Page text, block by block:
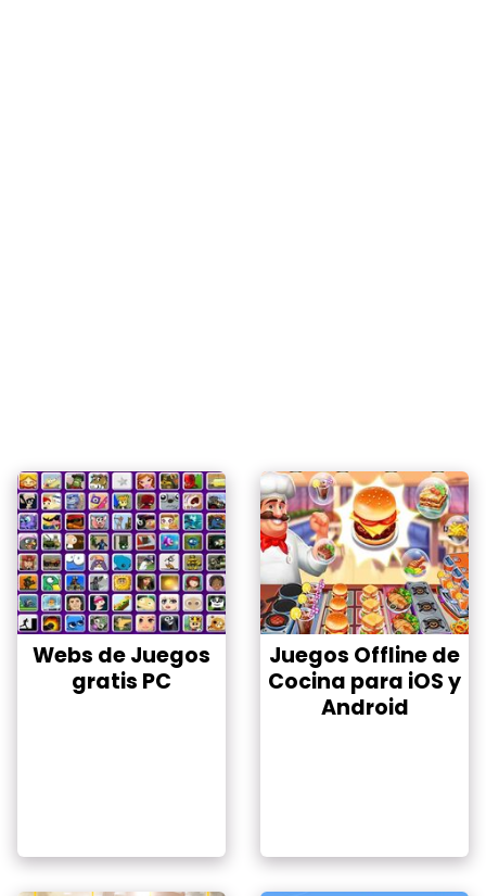
Webs de Juegos
gratis PC
Juegos Offline de
Cocina para iOS y
Android